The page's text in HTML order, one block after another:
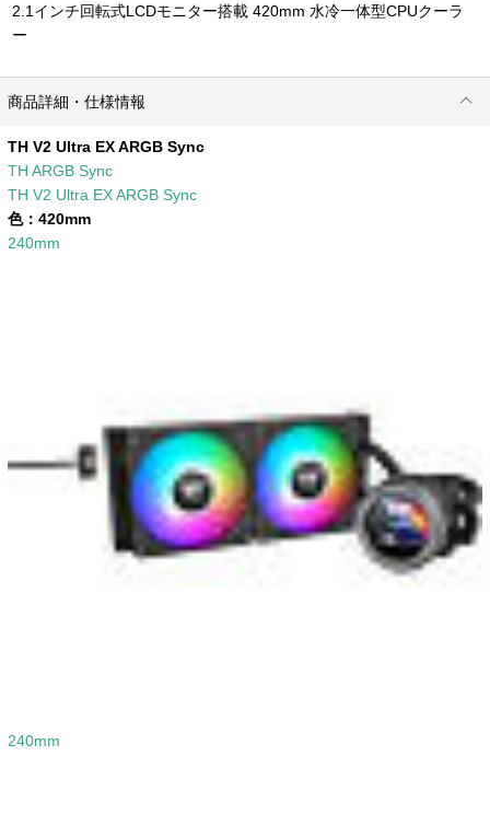
2.1インチ回転式LCDモニター搭載 420mm 水冷一体型CPUクーラ
ー
商品詳細・仕様情報
TH V2 Ultra EX ARGB Sync
TH ARGB Sync
TH V2 Ultra EX ARGB Sync
色：420mm
240mm
240mm